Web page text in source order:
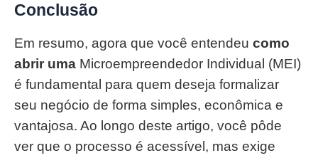
Conclusão
Em resumo, agora que você entendeu como
abrir uma Microempreendedor Individual (MEI)
é fundamental para quem deseja formalizar
seu negócio de forma simples, econômica e
vantajosa. Ao longo deste artigo, você pôde
ver que o processo é acessível, mas exige